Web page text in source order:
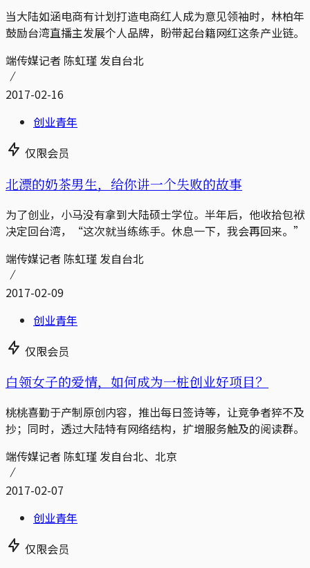
当大陆如涵电商有计划打造电商红人成为意见领袖时，林柏年
鼓励台湾直播主发展个人品牌，盼带起台籍网红这条产业链。
端传媒记者 陈虹瑾 发自台北
2017-02-16
创业青年
仅限会员
北漂的奶茶男生，给你讲一个失败的故事
为了创业，小马没有拿到大陆硕士学位。半年后，他收拾包袱
决定回台湾，“这次就当练练手。休息一下，我会再回来。”
端传媒记者 陈虹瑾 发自台北
2017-02-09
创业青年
仅限会员
白领女子的爱情，如何成为一桩创业好项目？
桃桃喜勤于产制原创内容，推出每日签诗等，让竞争者猝不及
抄；同时，透过大陆特有网络结构，扩增服务触及的阅读群。
端传媒记者 陈虹瑾 发自台北、北京
2017-02-07
创业青年
仅限会员